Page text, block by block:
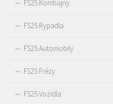
FS25 Kombajny
FS25 Rypadla
FS25 Automobily
FS25 Frézy
FS25 Vozidla